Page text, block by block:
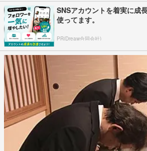
SNSアカウントを着実に成
使ってます。
PR(Dreaw合同会社)